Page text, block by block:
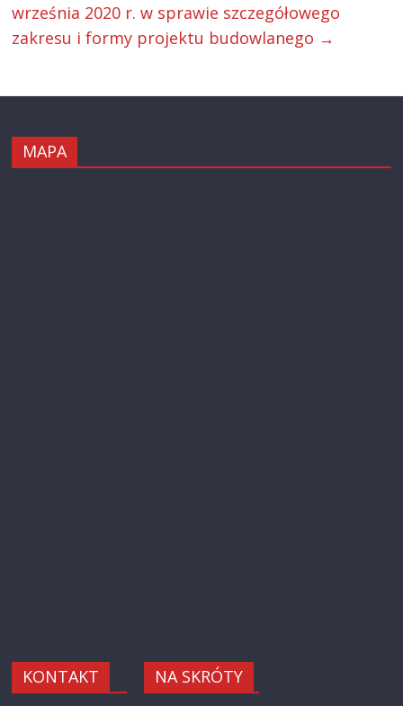
września 2020 r. w sprawie szczegółowego
zakresu i formy projektu budowlanego →
MAPA
KONTAKT NA SKRÓTY